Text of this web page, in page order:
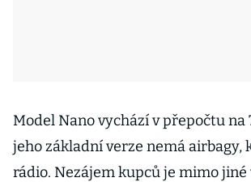
Model Nano vychází v přepočtu na
jeho základní verze nemá airbagy,
rádio. Nezájem kupců je mimo